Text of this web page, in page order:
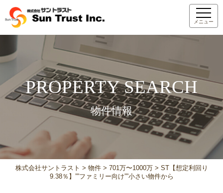
メニュー
PROPERTY SEARCH
物件情報
株式会社サントラスト > 物件> 701万〜1000万> ST【想定利回り
9.38％】””ファミリー向け””小さい物件から